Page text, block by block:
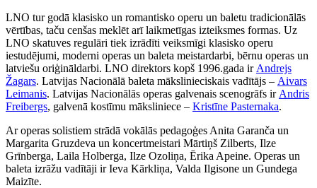
LNO tur godā klasisko un romantisko operu un baletu tradicionālās
vērtības, taču cenšas meklēt arī laikmetīgas izteiksmes formas. Uz
LNO skatuves regulāri tiek izrādīti veiksmīgi klasisko operu
iestudējumi, moderni operas un baleta meistardarbi, bērnu operas un
latviešu oriģināldarbi. LNO direktors kopš 1996.gada ir Andrejs
Žagars. Latvijas Nacionālā baleta mākslinieciskais vadītājs – Aivars
Leimanis. Latvijas Nacionālās operas galvenais scenogrāfs ir Andris
Freibergs, galvenā kostīmu māksliniece – Kristīne Pasternaka.
Ar operas solistiem strādā vokālās pedagoģes Anita Garanča un
Margarita Gruzdeva un koncertmeistari Mārtiņš Zilberts, Ilze
Grīnberga, Laila Holberga, Ilze Ozoliņa, Ērika Apeine. Operas un
baleta izrāžu vadītāji ir Ieva Kārkliņa, Valda Ilgisone un Gundega
Maizīte.